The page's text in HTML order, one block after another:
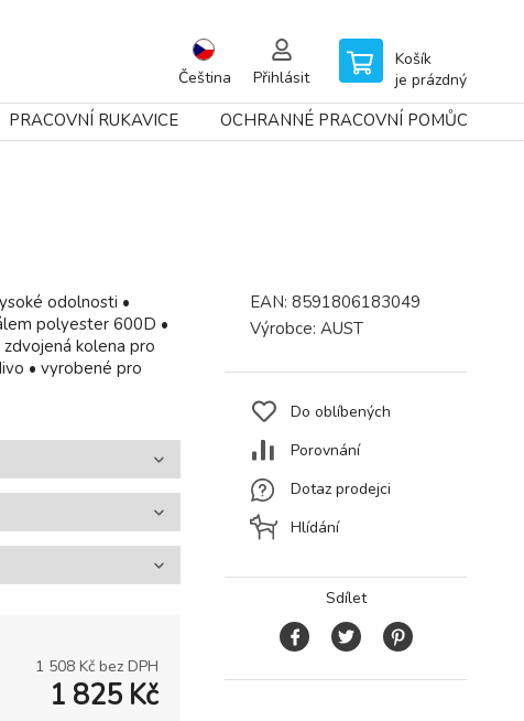
Čeština Přihlásit
Košík
je prázdný
PRACOVNÍ RUKAVICE OCHRANNÉ PRACOVNÍ POMŮCKY
odolnosti •
polyester 600D •
kolena pro
• vyrobené pro
1 508 Kč bez DPH
1 825 Kč
EAN: 8591806183049
Výrobce: AUST
Do oblíbených
Porovnání
Dotaz prodejci
Hlídání
Sdílet